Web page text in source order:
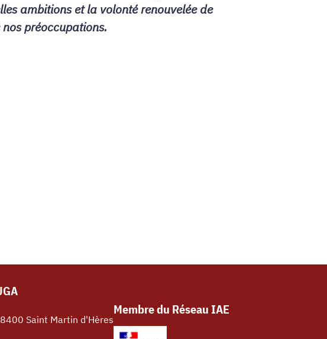
ambitions et la volonté renouvelée de
préoccupations.
Saint Martin d'Hères
Membre du Réseau IAE